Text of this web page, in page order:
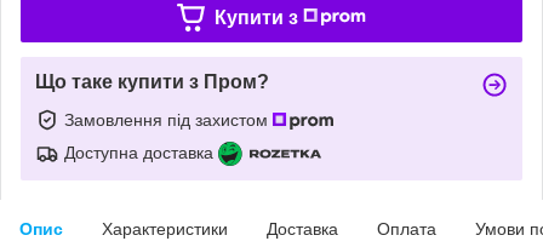
Купити з
Що таке купити з Пром?
Замовлення під захистом
Доступна доставка
Опис Характеристики Доставка Оплата Умови